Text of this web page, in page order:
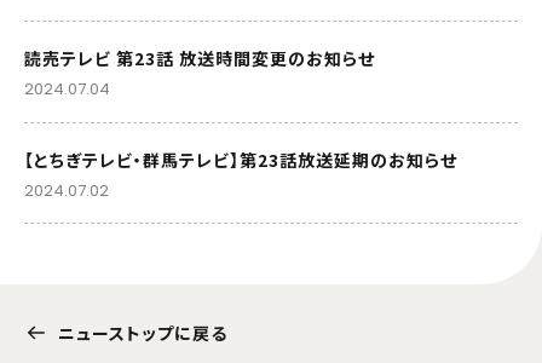
読売テレビ 第23話 放送時間変更のお知らせ
2024.07.04
【とちぎテレビ・群馬テレビ】第23話放送延期のお知らせ
2024.07.02
ニューストップに戻る